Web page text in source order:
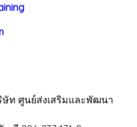
ท ศูนย์ส่งเสริมและพัฒนา